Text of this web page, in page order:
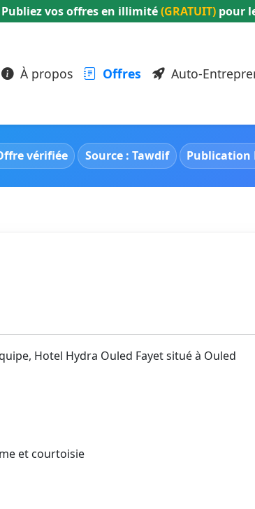
vos offres en illimité(GRATUIT) pour
À propos Offres Auto-
vérifiée Source : Tawdif Publication
Hotel Hydra Ouled Fayet situé à Ouled
et courtoisie